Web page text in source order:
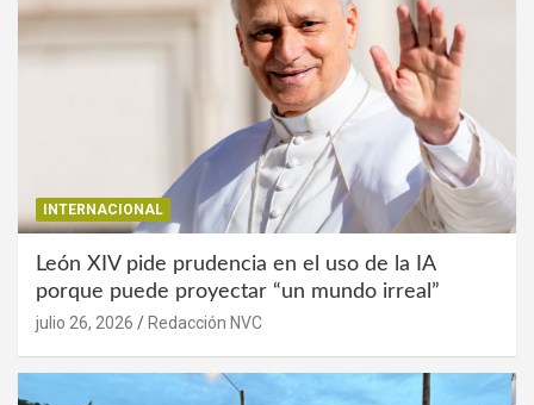
INTERNACIONAL
León XIV pide prudencia en el uso de la IA
porque puede proyectar “un mundo irreal”
julio 26, 2026 Redacción NVC